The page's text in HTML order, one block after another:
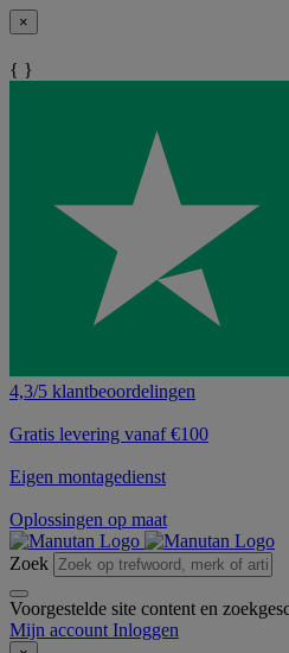
×
{ }
4,3/5 klantbeoordelingen
Gratis levering vanaf €100
Eigen montagedienst
Oplossingen op maat
Zoek
Voorgestelde site content en
Mijn account Inloggen